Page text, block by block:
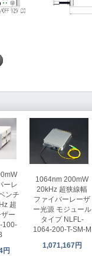
ーレ
ンチ
超
ー
100-
円
1064nm 200mW
20kHz 超狭線幅
ファイバーレーザ
ー光源 モジュール
タイプ NLFL-
1064-200-T-SM-M
1,071,167円